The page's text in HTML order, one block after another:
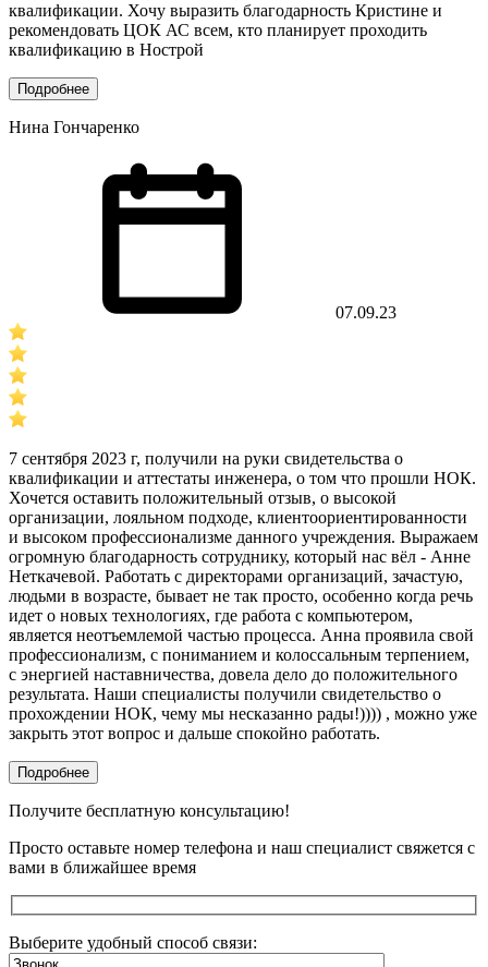
квалификации. Хочу выразить благодарность Кристине и
рекомендовать ЦОК АС всем, кто планирует проходить
квалификацию в Нострой
Подробнее
Нина Гончаренко
07.09.23
7 сентября 2023 г, получили на руки свидетельства о
квалификации и аттестаты инженера, о том что прошли НОК.
Хочется оставить положительный отзыв, о высокой
организации, лояльном подходе, клиентоориентированности
и высоком профессионализме данного учреждения. Выражаем
огромную благодарность сотруднику, который нас вёл - Анне
Неткачевой. Работать с директорами организаций, зачастую,
людьми в возрасте, бывает не так просто, особенно когда речь
идет о новых технологиях, где работа с компьютером,
является неотъемлемой частью процесса. Анна проявила свой
профессионализм, с пониманием и колоссальным терпением,
с энергией наставничества, довела дело до положительного
результата. Наши специалисты получили свидетельство о
прохождении НОК, чему мы несказанно рады!)))) , можно уже
закрыть этот вопрос и дальше спокойно работать.
Подробнее
Получите бесплатную консультацию!
Просто оставьте номер телефона и наш специалист свяжется с
вами в ближайшее время
Выберите удобный способ связи: